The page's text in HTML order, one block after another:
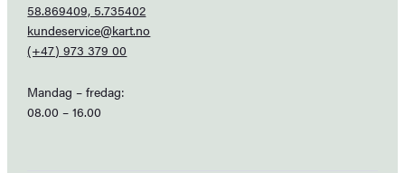
58.869409, 5.735402
kundeservice@kart.no
(+47) 973 379 00
Mandag – fredag:
08.00 – 16.00